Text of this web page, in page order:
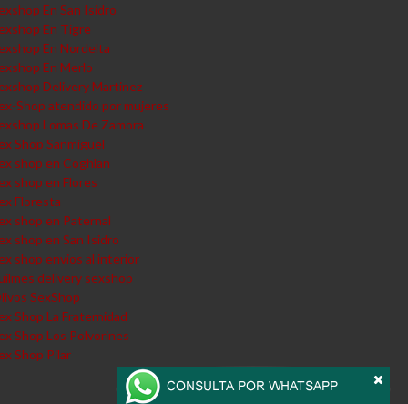
En San Isidro
En Tigre
En Nordelta
En Merlo
Delivery Martinez
Shop atendido por mujeres
Lomas De Zamora
Shop Sanmiguel
shop en Coghlan
shop en Flores
Floresta
shop en Paternal
shop en San Isidro
shop envios al interior
delivery sexshop
SexShop
Shop La Fraternidad
Shop Los Polvorines
Shop Pilar